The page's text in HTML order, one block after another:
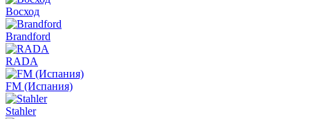
Восход
Brandford
RADA
FM (Испания)
Stahler